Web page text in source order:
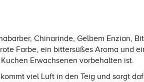
Chinarinde, Gelbem Enzian,
Farbe, ein bittersüßes Aroma und
Erwachsenen vorbehalten ist.
viel Luft in den Teig und sorgt